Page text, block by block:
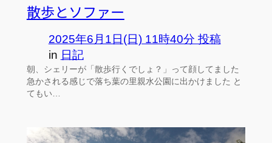
散歩とソファー
2025年6月1日(日) 11時40分 投稿
in 日記
朝、シェリーが「散歩行くでしょ？」って顔してました
急かされる感じで落ち葉の里親水公園に出かけました と
てもい…